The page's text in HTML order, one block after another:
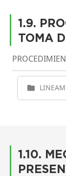
1.9.
TOMA
1.10.